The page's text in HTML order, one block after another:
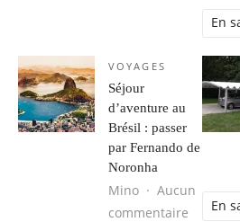
En
VOYAGES
Séjour
d’aventure au
Brésil : passer
par Fernando de
Noronha
Mino
Aucun
commentaire surEn